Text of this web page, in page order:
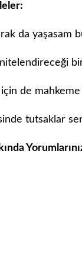
da yaşasam
de
tutsaklar